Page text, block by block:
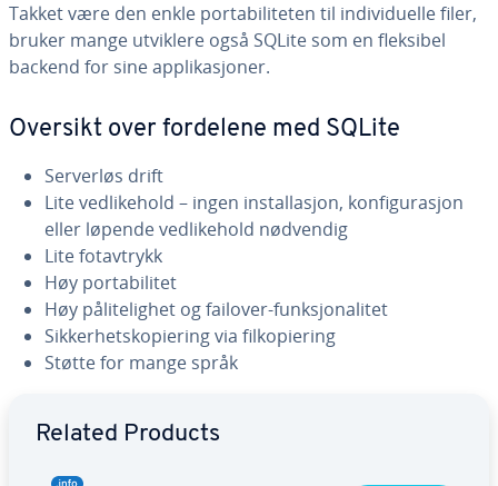
Takket være den enkle portabiliteten til individuelle filer,
bruker mange utviklere også SQLite som en fleksibel
backend for sine applikasjoner.
Oversikt over fordelene med SQLite
Serverløs drift
Lite vedlikehold – ingen installasjon, konfigurasjon
eller løpende vedlikehold nødvendig
Lite fotavtrykk
Høy portabilitet
Høy pålitelighet og failover-funksjonalitet
Sikkerhetskopiering via filkopiering
Støtte for mange språk
Related Products